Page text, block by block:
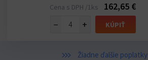
Cena s DPH /1ks
162,65 €
−
+ KÚPIŤ
Žiadne ďalšie poplatky